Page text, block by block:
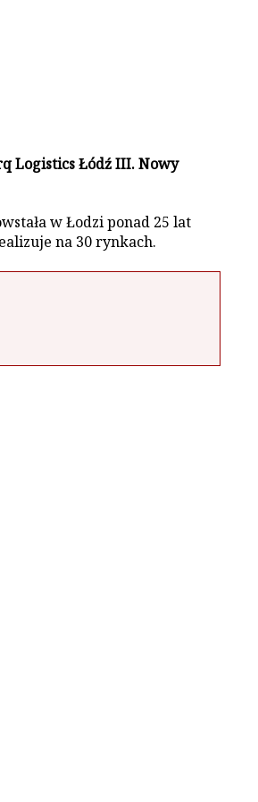
Logistics Łódź III. Nowy
w Łodzi ponad 25 lat
na 30 rynkach.